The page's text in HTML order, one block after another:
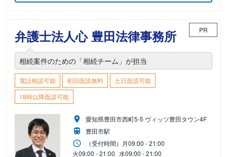
弁護士法人心 豊田法律事務所 PR
相続案件のための「相続チーム」が担当
電話相談可能 初回面談無料
土日面談可能
18時以降面談可能
愛知県豊田市西町5-5 ヴィッツ豊田タウン4F
豊田市駅
（受付時間） 月09:00 - 21:00
火09:00 - 21:00 水09:00 - 21:00